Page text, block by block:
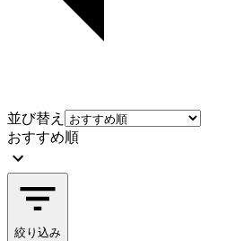
並び替え
おすすめ順
絞り込み